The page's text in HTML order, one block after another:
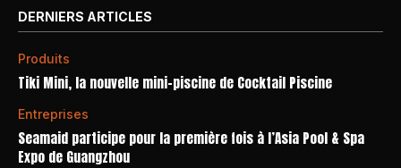
DERNIERS ARTICLES
Produits
Tiki Mini, la nouvelle mini-piscine de Cocktail Piscine
Entreprises
Seamaid participe pour la première fois à l’Asia Pool & Spa
Expo de Guangzhou